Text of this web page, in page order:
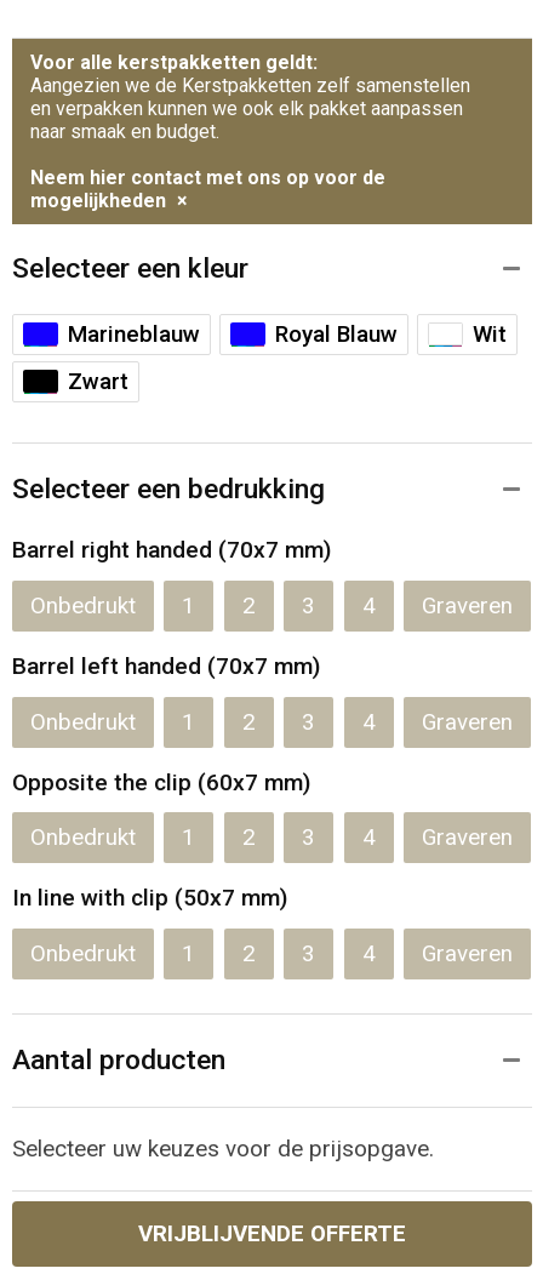
Voor alle kerstpakketten geldt:
Aangezien we de Kerstpakketten zelf samenstellen
en verpakken kunnen we ook elk pakket aanpassen
naar smaak en budget.
Neem hier contact met ons op voor de
mogelijkheden ×
Selecteer een kleur
Marineblauw Royal Blauw
Wit
Zwart
Selecteer een bedrukking
Barrel right handed (70x7 mm)
Onbedrukt 1 2 3 4 Graveren
Barrel left handed (70x7 mm)
Onbedrukt 1 2 3 4 Graveren
Opposite the clip (60x7 mm)
Onbedrukt 1 2 3 4 Graveren
In line with clip (50x7 mm)
Onbedrukt 1 2 3 4 Graveren
Aantal producten
Selecteer uw keuzes voor de prijsopgave.
VRIJBLIJVENDE OFFERTE